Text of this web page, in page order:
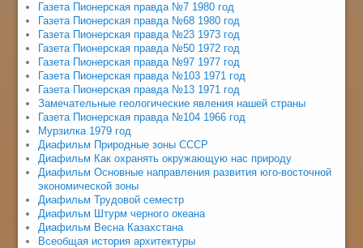
Газета Пионерская правда №7 1980 год
Газета Пионерская правда №68 1980 год
Газета Пионерская правда №23 1973 год
Газета Пионерская правда №50 1972 год
Газета Пионерская правда №97 1977 год
Газета Пионерская правда №103 1971 год
Газета Пионерская правда №13 1971 год
Замечательные геологические явления нашей страны
Газета Пионерская правда №104 1966 год
Мурзилка 1979 год
Диафильм Природные зоны СССР
Диафильм Как охранять окружающую нас природу
Диафильм Основные направления развития юго-восточной
экономической зоны
Диафильм Трудовой семестр
Диафильм Штурм черного океана
Диафильм Весна Казахстана
Всеобщая история архитектуры